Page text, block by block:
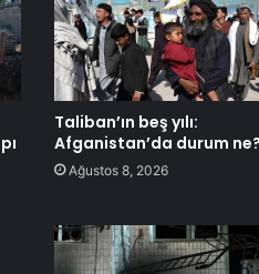
Taliban’ın beş yılı:
Afganistan’da durum ne?
Ağustos 8, 2026